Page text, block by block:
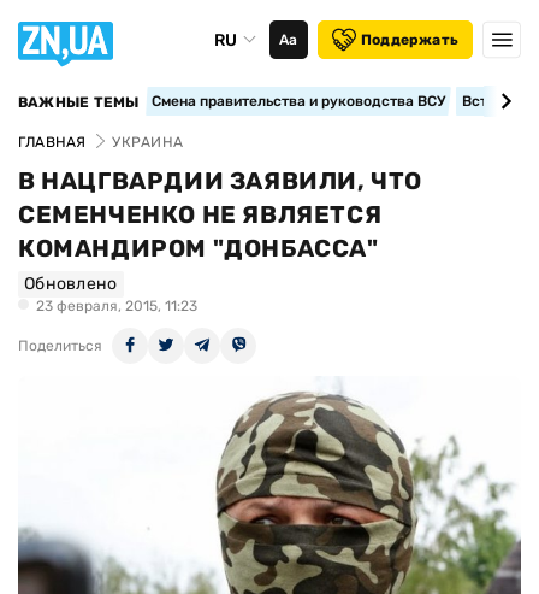
RU Аа Поддержать
ВАЖНЫЕ ТЕМЫ Смена правительства и руководства ВСУ
ГЛАВНАЯ УКРАИНА
В НАЦГВАРДИИ ЗАЯВИЛИ, ЧТО
СЕМЕНЧЕНКО НЕ ЯВЛЯЕТСЯ
КОМАНДИРОМ "ДОНБАССА"
Обновлено
23 февраля, 2015, 11:23
Поделиться